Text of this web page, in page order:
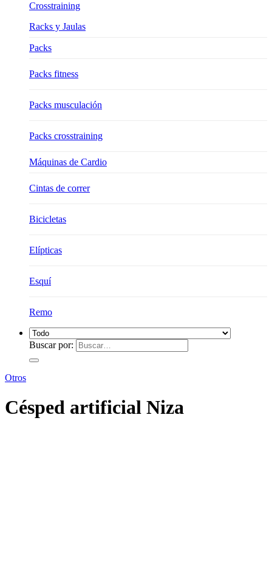
Crosstraining
Racks y Jaulas
Packs
Packs fitness
Packs musculación
Packs crosstraining
Máquinas de Cardio
Cintas de correr
Bicicletas
Elípticas
Esquí
Remo
Buscar por:
Otros
Césped artificial Niza